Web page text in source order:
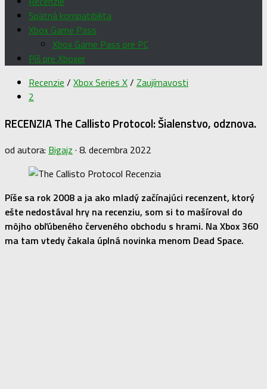
Spätná kompatibilita
Xbox Game Pass
Xbox Game Pass pre PC
Píš pre Xboxer
Recenzie / Xbox Series X/ Zaujímavosti
2
RECENZIA The Callisto Protocol: Šialenstvo, odznova.
od autora: Bigajz · 8. decembra 2022
Píše sa rok 2008 a ja ako mladý začínajúci recenzent, ktorý
ešte nedostával hry na recenziu, som si to mašíroval do
môjho obľúbeného červeného obchodu s hrami. Na Xbox 360
ma tam vtedy čakala úplná novinka menom Dead Space.